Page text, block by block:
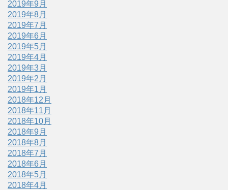
2019年9月
2019年8月
2019年7月
2019年6月
2019年5月
2019年4月
2019年3月
2019年2月
2019年1月
2018年12月
2018年11月
2018年10月
2018年9月
2018年8月
2018年7月
2018年6月
2018年5月
2018年4月